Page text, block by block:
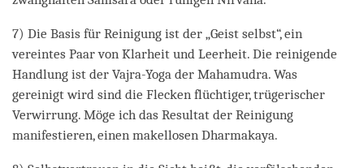
7) Die Basis für Reinigung ist der „Geist selbst“, ein
vereintes Paar von Klarheit und Leerheit. Die reinigende
Handlung ist der Vajra-Yoga der Mahamudra. Was
gereinigt wird sind die Flecken flüchtiger, trügerischer
Verwirrung. Möge ich das Resultat der Reinigung
manifestieren, einen makellosen Dharmakaya.